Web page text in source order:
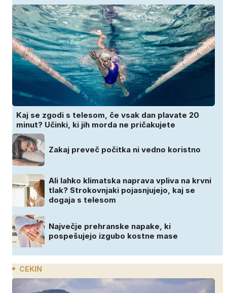
Kaj se zgodi s telesom, če vsak dan plavate 20
minut? Učinki, ki jih morda ne pričakujete
Zakaj preveč počitka ni vedno koristno
Ali lahko klimatska naprava vpliva na krvni
tlak? Strokovnjaki pojasnjujejo, kaj se
dogaja s telesom
Največje prehranske napake, ki
pospešujejo izgubo kostne mase
CEKIN